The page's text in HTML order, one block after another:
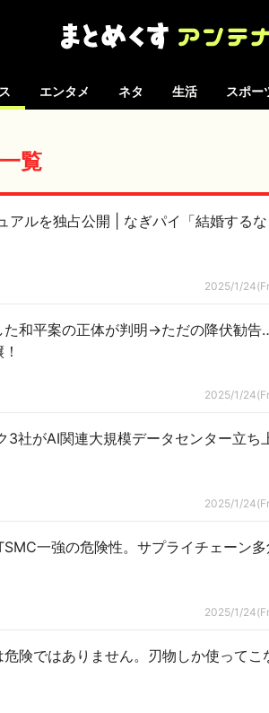
エンタメ ネタ 生活 スポー
覧
ぎパイ「結婚するなら男
2025/1/
た和平案の正体が判明→ただの降伏勧告
2025/1/
社がAI関連大規模データセンター立ち
2025/1/
一強の危険性。サプライチェーン
2025/1/
険ではありません。刃物しか使ってこ